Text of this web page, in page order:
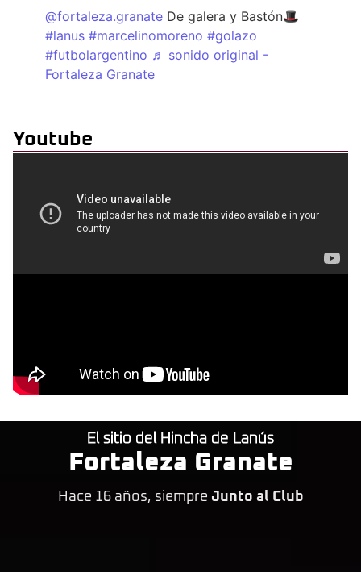
@fortaleza.granate De galera y Bastón🎩
#lanus #marcelinomoreno #golazo
#futbolargentino ♬ sonido original -
Fortaleza Granate
Youtube
El sitio del Hincha de Lanús
Fortaleza Granate
Hace 16 años, siempre Junto al Club